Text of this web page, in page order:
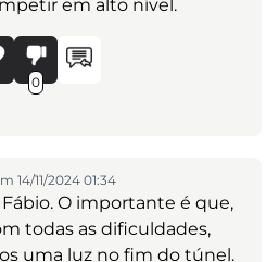
em alto nível.
0
14/11/2024 01:34
O importante é que,
todas as dificuldades,
uma luz no fim do túnel.